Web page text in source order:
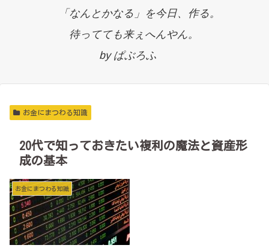
「なんとかなる」を今日、作る。
待ってても来ぇへんやん。
by ぱぶろふ
お金にまつわる知識
20代で知っておきたい複利の魔法と資産形
成の基本
お金にまつわる知識